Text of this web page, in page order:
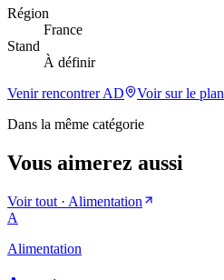
Région
France
Stand
À définir
Venir rencontrerAD
Voir sur le plan
Dans la même catégorie
Vous aimerez aussi
Voir tout · Alimentation
A
Alimentation